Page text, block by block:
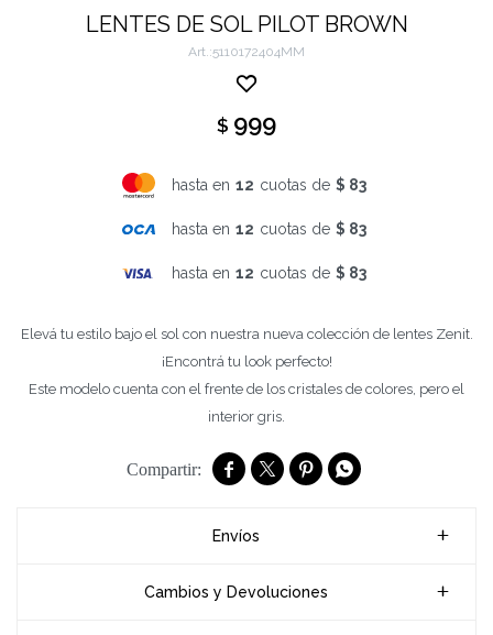
LENTES DE SOL PILOT BROWN
5110172404MM
$ 999
hasta en 12 cuotas de $ 83
hasta en 12 cuotas de $ 83
hasta en 12 cuotas de $ 83
Elevá tu estilo bajo el sol con nuestra nueva colección de lentes Zenit.
¡Encontrá tu look perfecto!
Este modelo cuenta con el frente de los cristales de colores, pero el
interior gris.
   
Envíos
Cambios y Devoluciones